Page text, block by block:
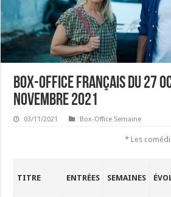
Box-office français du 27
novembre 2021
03/11/2021 Box-Office Semaine
* Les
TITRE ENTRÉES SEMAINES